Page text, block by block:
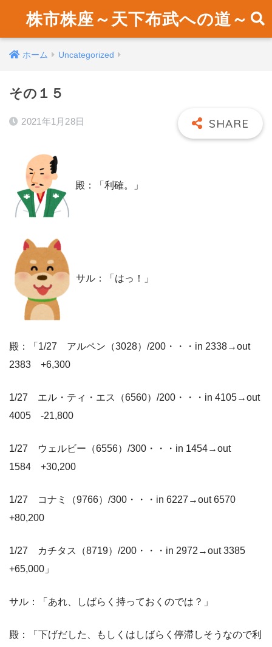
株市株座～天下布武への道～
ホーム Uncategorized
その１５
2021年1月28日
殿：「利確。」
サル：「はっ！」
殿：「1/27 アルペン（3028）/200・・・in 2338→out
2383 +6,300
1/27 エル・ティ・エス（6560）/200・・・in 4105→out
4005 -21,800
1/27 ウェルビー（6556）/300・・・in 1454→out
1584 +30,200
1/27 コナミ（9766）/300・・・in 6227→out 6570
+80,200
1/27 カチタス（8719）/200・・・in 2972→out 3385
+65,000」
サル：「あれ、しばらく持っておくのでは？」
殿：「下げだした、もしくはしばらく停滞しそうなので利